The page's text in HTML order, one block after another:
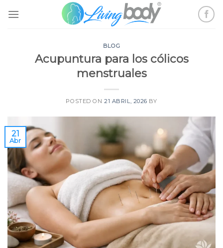
BLOG
Acupuntura para los cólicos
menstruales
POSTED ON21 ABRIL, 2026 BY
21
Abr